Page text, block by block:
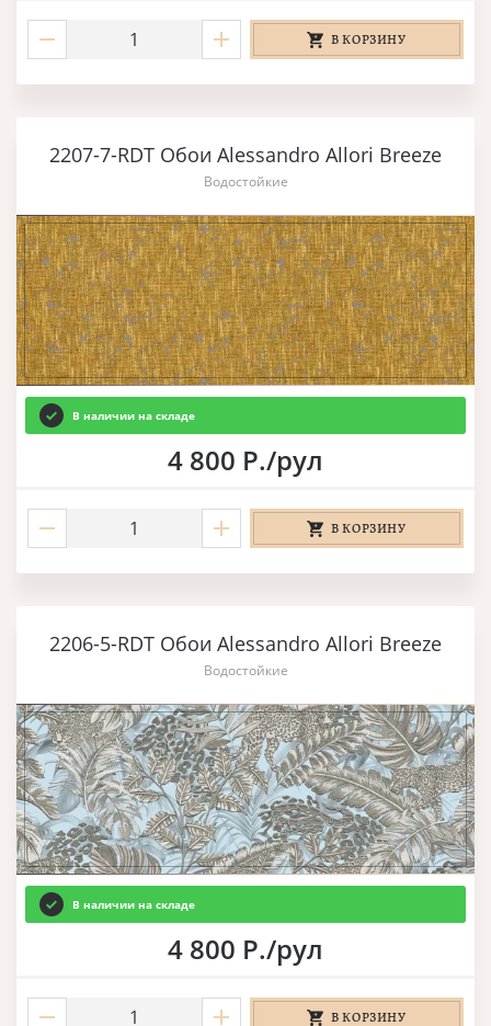
В КОРЗИНУ
2207-7-RDT Обои Alessandro Allori Breeze
Водостойкие
В наличии на складе
4 800 Р./рул
В КОРЗИНУ
2206-5-RDT Обои Alessandro Allori Breeze
Водостойкие
В наличии на складе
4 800 Р./рул
В КОРЗИНУ